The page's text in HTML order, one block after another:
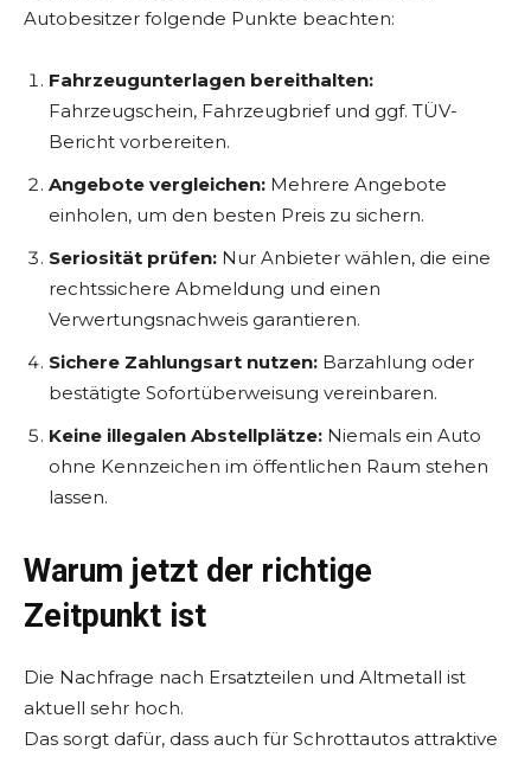
Autobesitzer folgende Punkte beachten:
Fahrzeugunterlagen bereithalten:
Fahrzeugschein, Fahrzeugbrief und ggf. TÜV-
Bericht vorbereiten.
Angebote vergleichen: Mehrere Angebote
einholen, um den besten Preis zu sichern.
Seriosität prüfen: Nur Anbieter wählen, die eine
rechtssichere Abmeldung und einen
Verwertungsnachweis garantieren.
Sichere Zahlungsart nutzen: Barzahlung oder
bestätigte Sofortüberweisung vereinbaren.
Keine illegalen Abstellplätze: Niemals ein Auto
ohne Kennzeichen im öffentlichen Raum stehen
lassen.
Warum jetzt der richtige
Zeitpunkt ist
Die Nachfrage nach Ersatzteilen und Altmetall ist
aktuell sehr hoch.
Das sorgt dafür, dass auch für Schrottautos attraktive